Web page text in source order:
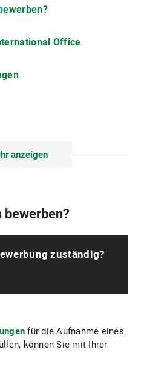
Office
anzeigen
bewerben?
zuständig?
für die Aufnahme eines
können Sie mit Ihrer